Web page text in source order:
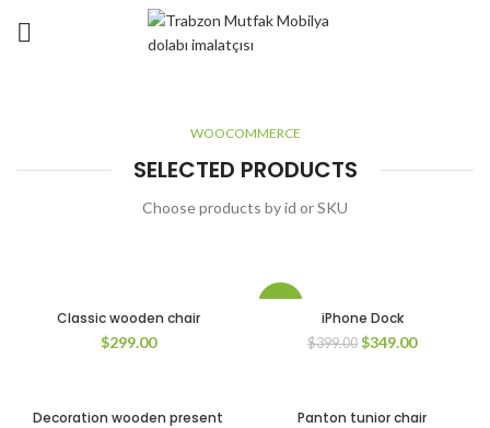
WOOCOMMERCE
SELECTED PRODUCTS
Choose products by id or SKU
Classic wooden chair
$299.00
iPhone Dock
$399.00 $349.00
Decoration wooden present
Panton tunior chair